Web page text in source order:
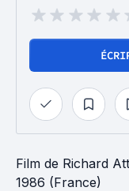
Film de Richard
1986 (France)